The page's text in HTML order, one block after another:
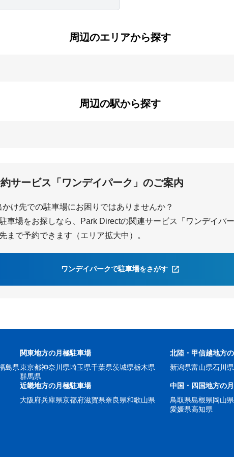
周辺のエリアから探す
周辺の駅から探す
サービス「ワンデイパーク」のご案内
け先での駐車場にお困りではありませんか？
車場をお探しなら、Park Directの関連サービス「ワンデイパ
まで予約できます（エリア拡大中）。
ワンデイパークで駐車場をさがす
島県
関東地方の月極駐車場
東京都神奈川県埼玉県千葉県茨城県栃木県
群馬県
北陸・甲信越地方
新潟県富山県石川県
近畿地方の月極駐車場
大阪府兵庫県京都府滋賀県奈良県和歌山県
中国・四国地方の
鳥取県島根県岡山県
愛媛県高知県